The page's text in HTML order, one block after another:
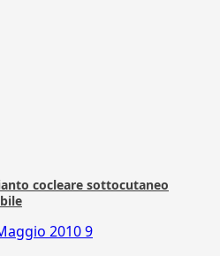
cocleare sottocutaneo
20109